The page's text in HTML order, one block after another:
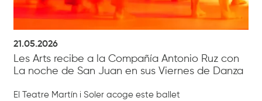
21.05.2026
Les Arts recibe a la Compañía Antonio Ruz con
La noche de San Juan en sus Viernes de Danza
El Teatre Martín i Soler acoge este ballet